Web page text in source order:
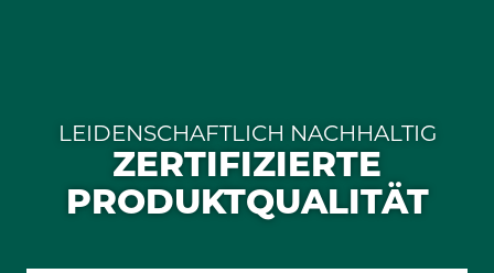
LEIDENSCHAFTLICH NACHHALTIG
ZERTIFIZIERTE
PRODUKTQUALITÄT